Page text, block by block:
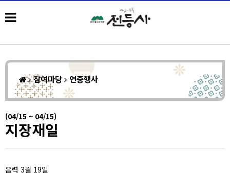
참여마당 연중행사
(04/15 ~ 04/15)
지장재일
음력 3월 19일